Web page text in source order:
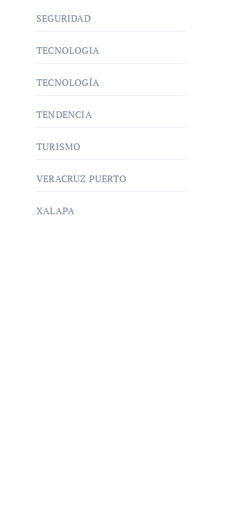
SEGURIDAD
TECNOLOGIA
TECNOLOGÍA
TENDENCIA
TURISMO
VERACRUZ PUERTO
XALAPA